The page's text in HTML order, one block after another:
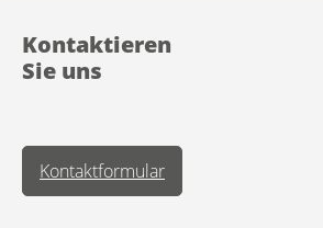
Kontaktieren
Sie uns
Kontaktformular